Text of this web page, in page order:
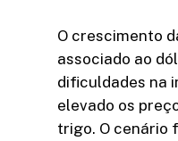
O crescimento
associado ao
dificuldades na
elevado os
trigo. O cenário